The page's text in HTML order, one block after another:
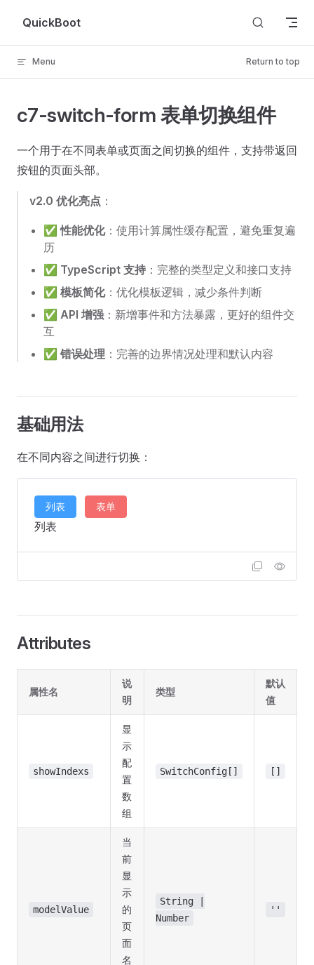
Skip to content
QuickBoot
Menu Return to top
c7-switch-form 表单切换组件
一个用于在不同表单或页面之间切换的组件，支持带返回
按钮的页面头部。
v2.0 优化亮点 ：
✅性能优化：使用计算属性缓存配置，避免重复遍
历
✅ TypeScript 支持 ：完整的类型定义和接口支持
✅ 模板简化：优化模板逻辑，减少条件判断
✅ API 增强 ：新增事件和方法暴露，更好的组件交
互
✅ 错误处理 ：完善的边界情况处理和默认内容
基础用法
在不同内容之间进行切换：
列表 表单
列表
Attributes
属性名
说
明
类型
默认
值
showIndexs
显
示
配
置
数
组
SwitchConfig[] []
modelValue
当
前
显
示
的
页
面
名
String |
Number
''